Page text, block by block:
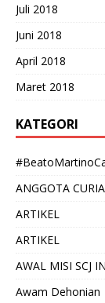
Juli 2018
Juni 2018
April 2018
Maret 2018
KATEGORI
ANGGOTA
ARTIKEL
ARTIKEL
AWAL MISI SCJ
Awam Dehonian